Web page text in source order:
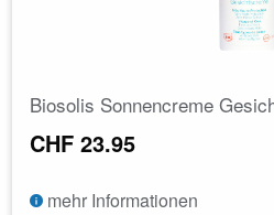
Biosolis Sonnencreme
CHF 23.95
mehr Informationen